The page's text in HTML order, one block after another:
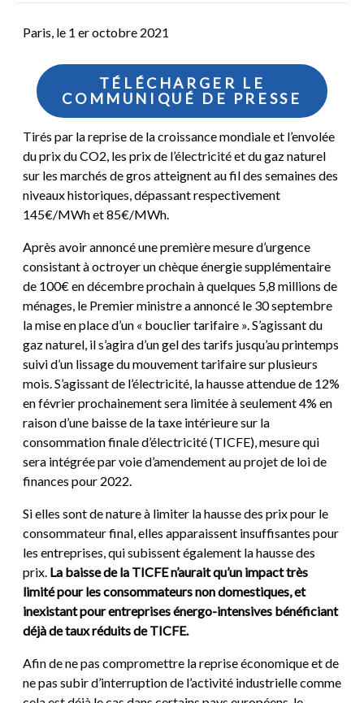
Paris, le 1 er octobre 2021
TÉLÉCHARGER LE
COMMUNIQUÉ DE PRESSE
Tirés par la reprise de la croissance mondiale et l’envolée
du prix du CO2, les prix de l’électricité et du gaz naturel
sur les marchés de gros atteignent au fil des semaines des
niveaux historiques, dépassant respectivement
145€/MWh et 85€/MWh.
Après avoir annoncé une première mesure d’urgence
consistant à octroyer un chèque énergie supplémentaire
de 100€ en décembre prochain à quelques 5,8 millions de
ménages, le Premier ministre a annoncé le 30 septembre
la mise en place d’un « bouclier tarifaire ». S’agissant du
gaz naturel, il s’agira d’un gel des tarifs jusqu’au printemps
suivi d’un lissage du mouvement tarifaire sur plusieurs
mois. S’agissant de l’électricité, la hausse attendue de 12%
en février prochainement sera limitée à seulement 4% en
raison d’une baisse de la taxe intérieure sur la
consommation finale d’électricité (TICFE), mesure qui
sera intégrée par voie d’amendement au projet de loi de
finances pour 2022.
Si elles sont de nature à limiter la hausse des prix pour le
consommateur final, elles apparaissent insuffisantes pour
les entreprises, qui subissent également la hausse des
prix. La baisse de la TICFE n’aurait qu’un impact très
limité pour les consommateurs non domestiques, et
inexistant pour entreprises énergo-intensives bénéficiant
déjà de taux réduits de TICFE.
Afin de ne pas compromettre la reprise économique et de
ne pas subir d’interruption de l’activité industrielle comme